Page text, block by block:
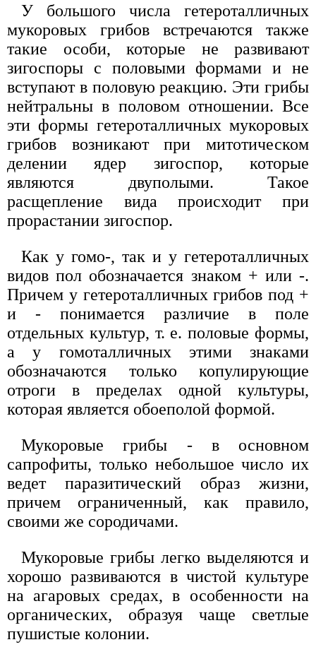
У большого числа гетероталличных
мукоровых грибов встречаются также
такие особи, которые не развивают
зигоспоры с половыми формами и не
вступают в половую реакцию. Эти грибы
нейтральны в половом отношении. Все
эти формы гетероталличных мукоровых
грибов возникают при митотическом
делении ядер зигоспор, которые
являются двуполыми. Такое
расщепление вида происходит при
прорастании зигоспор.
Как у гомо-, так и у гетероталличных
видов пол обозначается знаком + или -.
Причем у гетероталличных грибов под +
и - понимается различие в поле
отдельных культур, т. е. половые формы,
а у гомоталличных этими знаками
обозначаются только копулирующие
отроги в пределах одной культуры,
которая является обоеполой формой.
Мукоровые грибы - в основном
сапрофиты, только небольшое число их
ведет паразитический образ жизни,
причем ограниченный, как правило,
своими же сородичами.
Мукоровые грибы легко выделяются и
хорошо развиваются в чистой культуре
на агаровых средах, в особенности на
органических, образуя чаще светлые
пушистые колонии.